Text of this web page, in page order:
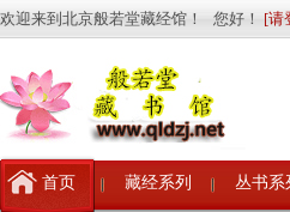
欢迎来到北京般若堂藏经馆！ 您好！ [请
首页 藏经系列 丛书系